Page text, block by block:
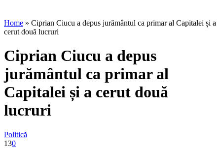
Home » Ciprian Ciucu a depus jurământul ca primar al Capitalei și a
cerut două lucruri
Ciprian Ciucu a depus
jurământul ca primar al
Capitalei și a cerut două
lucruri
Politică
130